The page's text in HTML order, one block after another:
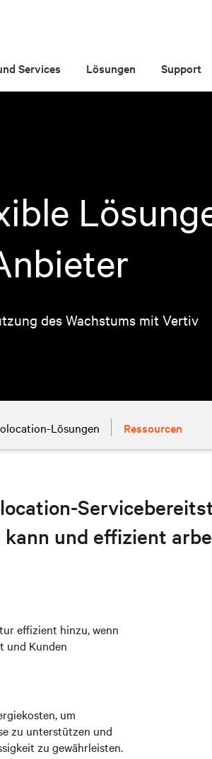
Services Lösungen Support
des Wachstums mit Vertiv
Lösungen Ressourcen
und effizient
effizient hinzu, wenn
und Kunden
um
zu unterstützen und
zu gewährleisten.